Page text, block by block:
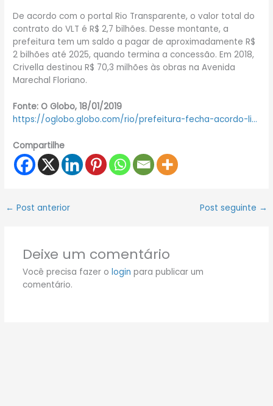
De acordo com o portal Rio Transparente, o valor total do
contrato do VLT é R$ 2,7 bilhões. Desse montante, a
prefeitura tem um saldo a pagar de aproximadamente R$
2 bilhões até 2025, quando termina a concessão. Em 2018,
Crivella destinou R$ 70,3 milhões às obras na Avenida
Marechal Floriano.
Fonte: O Globo, 18/01/2019
https://oglobo.globo.com/rio/prefeitura-fecha-acordo-li…
Compartilhe
← Post anterior Post seguinte →
Deixe um comentário
Você precisa fazer o login para publicar um
comentário.